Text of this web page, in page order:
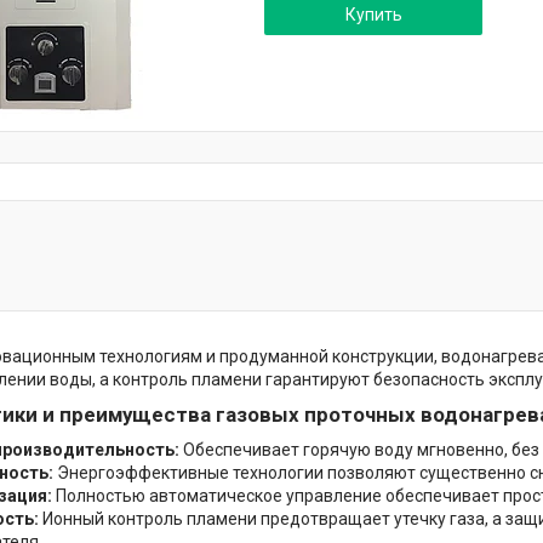
Купить
технологиям и продуманной конструкции,
воды, а контроль пламени гарантируют безопасность
и преимущества газовых проточных
Обеспечивает горячую воду мгновенно,
Энергоэффективные технологии позволяют существенно
Полностью автоматическое управление обеспечивает
Ионный контроль пламени предотвращает утечку газа, а